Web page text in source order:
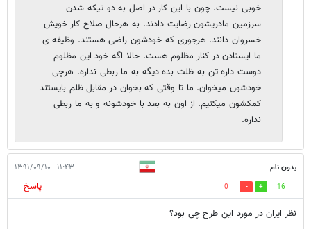
خوبی نیست. چون با این کار در اصل به دو تیکه شدن
سرزمین مادریشون رضایت دادند. به هرحال صلاح کار خویش
خسروان دانند. هرجوری که خودشون راضی هستند. وظیفه ی
ما ایستادن در کنار مظلوم هست. حالا اگه خود این مظلوم
دوست داره تن به ظلت بده دیگه به ما ربطی نداره. هرچی
خودشون میخوان. ما تا وقتی که بخوان در مقابل ظلم بایستند
کمکشون میکنیم. از اون به بعد با خودشونه و به ما ربطی
نداره.
بدون نام ۱۱:۴۳ - ۱۳۹۱/۰۹/۱۰
16
0
پاسخ
نظر ایران در مورد این طرح چی بود؟